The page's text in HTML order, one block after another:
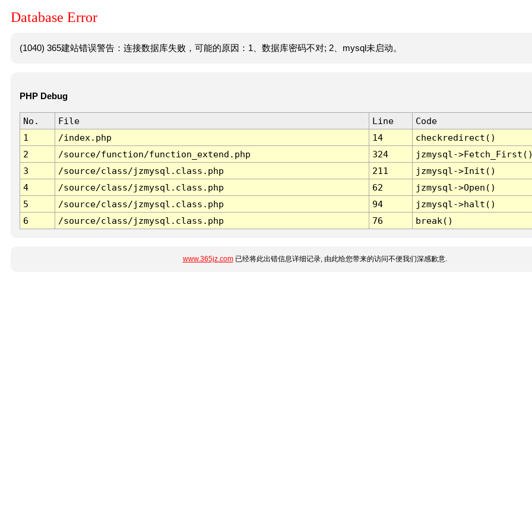
Database Error
(1040) 365建站错误警告：连接数据库失败，可能的原因：1、数据库密码不对; 2、mysql未启动。
PHP Debug
No. File Line
Code
1
/index.php 14
checkredirect()
2
/source/function/function_extend.php 324
jzmysql-
3
/source/class/jzmysql.class.php 211
jzmysql->Init()
4
/source/class/jzmysql.class.php 62
jzmysql->Open()
5
/source/class/jzmysql.class.php 94
jzmysql->halt()
6
/source/class/jzmysql.class.php 76 break()
www.365jz.com已经将此出错信息详细记录, 由此给您带来的访问不便我们深感歉意.